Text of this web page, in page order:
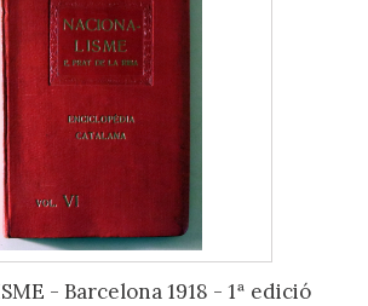
- Barcelona 1918 - 1ª edició